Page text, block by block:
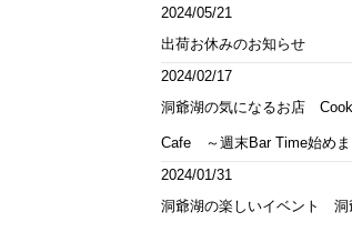
2024/05/21
出荷お休みのお知らせ
2024/02/17
洞爺湖の気になるお店
Cafe ～週末Bar Time始めま
2024/01/31
洞爺湖の楽しいイベント 洞